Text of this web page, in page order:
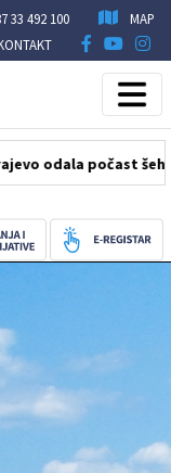
33 492 100
MAP
počast šehidima i